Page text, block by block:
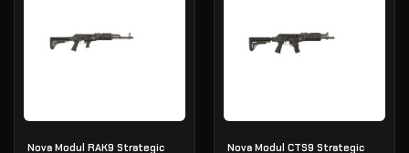
Nova Modul RAK9 Strategic
Nova Modul CTS9 Strategic